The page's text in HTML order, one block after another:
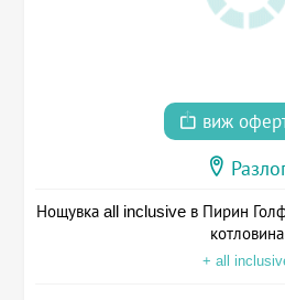
виж
Нощувка all inclusive в Пирин
котловина
+ all